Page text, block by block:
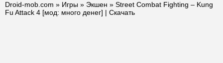
Droid-mob.com » Игры » Экшен » Street Combat Fighting – Kung
Fu Attack 4 [мод: много денег] | Скачать